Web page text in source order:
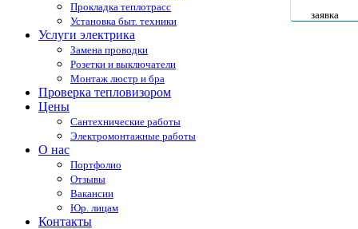
Прокладка теплотрасс
Установка быт. техники
Услуги электрика
Замена проводки
Розетки и выключатели
Монтаж люстр и бра
Проверка тепловизором
Цены
Сантехнические работы
Электромонтажные работы
О нас
Портфолио
Отзывы
Вакансии
Юр. лицам
Контакты
заявка